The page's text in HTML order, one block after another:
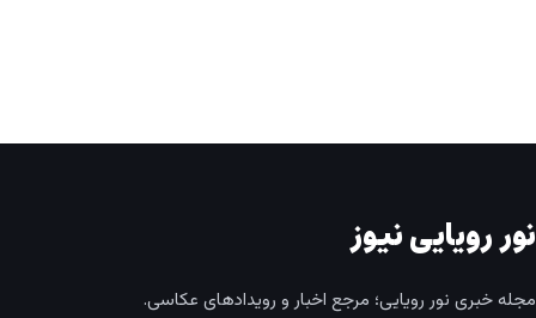
نور رویایی نیوز
مجله خبری نور رویایی؛ مرجع اخبار و رویدادهای عکاسی.